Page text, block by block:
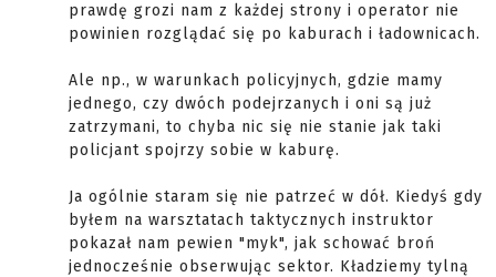
prawdę grozi nam z każdej strony i operator nie
powinien rozglądać się po kaburach i ładownicach.
Ale np., w warunkach policyjnych, gdzie mamy
jednego, czy dwóch podejrzanych i oni są już
zatrzymani, to chyba nic się nie stanie jak taki
policjant spojrzy sobie w kaburę.
Ja ogólnie staram się nie patrzeć w dół. Kiedyś gdy
byłem na warsztatach taktycznych instruktor
pokazał nam pewien "myk", jak schować broń
jednocześnie obserwując sektor. Kładziemy tylną